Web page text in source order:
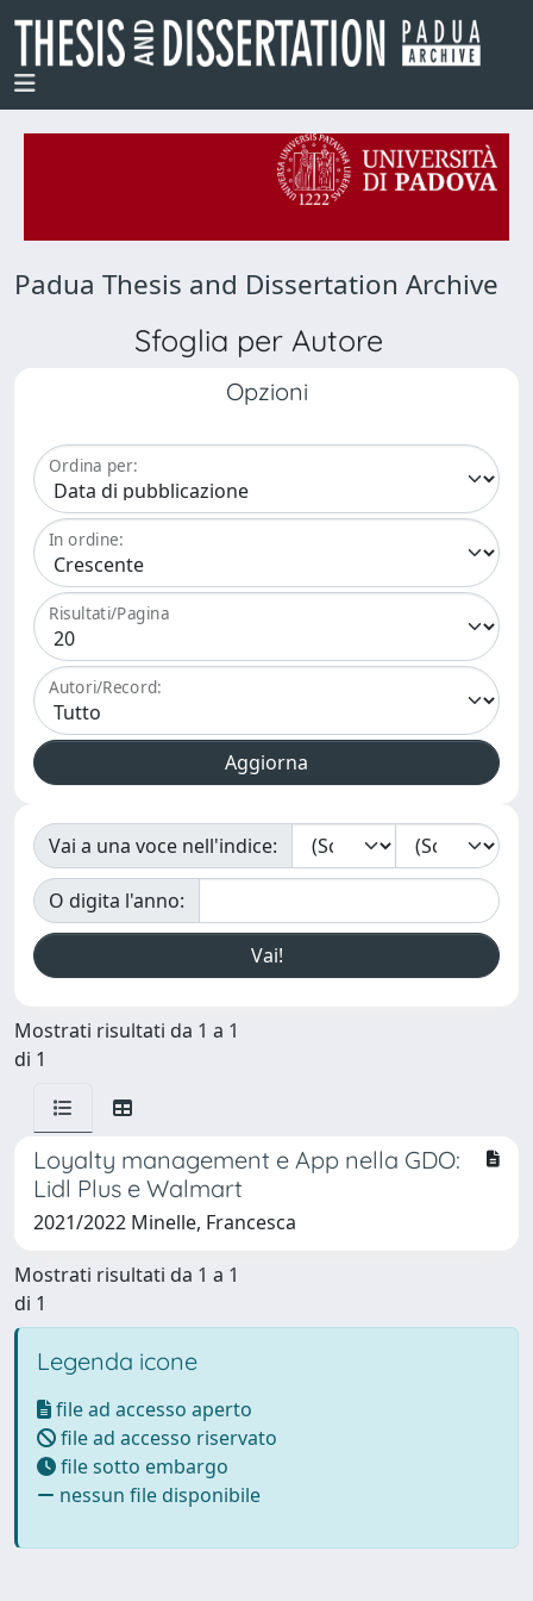
Padua Thesis and Dissertation Archive
Sfoglia per Autore
Opzioni
Ordina per:
In ordine:
Risultati/Pagina
Autori/Record:
Vai a una voce nell'indice:
O digita l'anno:
Mostrati risultati da 1 a 1
di 1
Loyalty management e App nella GDO:
Lidl Plus e Walmart
2021/2022 Minelle, Francesca
Mostrati risultati da 1 a 1
di 1
Legenda icone
file ad accesso aperto
file ad accesso riservato
file sotto embargo
nessun file disponibile